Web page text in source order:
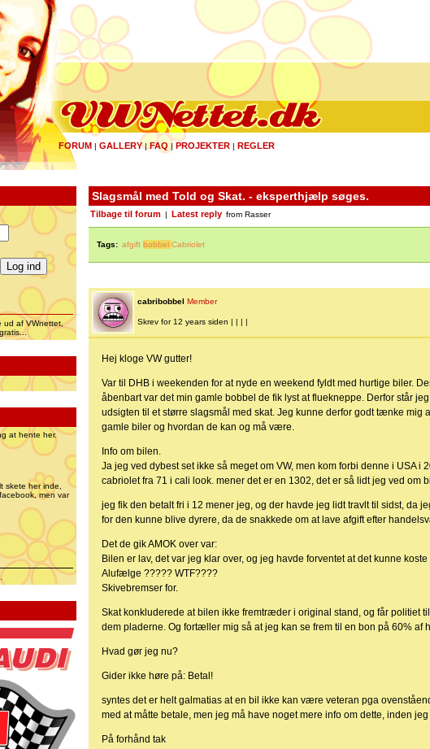
FORUM | GALLERY|FAQ | PROJEKTER | REGLER
ud af VWnettet,
at hente her.
skete her inde,
men var
Slagsmål med Told og Skat. - eksperthjælp søges.
Tilbage til forum Latest reply from Rasser
Tags: afgift bobbel Cabriolet
cabribobbel Member
Skrev for 12 years siden | | | |
Hej kloge VW gutter!
Var til DHB i weekenden for at nyde en weekend fyldt med hurtige biler.
åbenbart var det min gamle bobbel de fik lyst at fluekneppe. Derfor står
udsigten til et større slagsmål med skat. Jeg kunne derfor godt tænke mig
gamle biler og hvordan de kan og må være.
Info om bilen.
Ja jeg ved dybest set ikke så meget om VW, men kom forbi denne i USA i
cabriolet fra 71 i cali look. mener det er en 1302, det er så lidt jeg ved om
jeg fik den betalt fri i 12 mener jeg, og der havde jeg lidt travlt til sidst, da
for den kunne blive dyrere, da de snakkede om at lave afgift efter
Det de gik AMOK over var:
Bilen er lav, det var jeg klar over, og jeg havde forventet at det kunne
Alufælge ????? WTF????
Skivebremser for.
Skat konkluderede at bilen ikke fremtræder i original stand, og får politiet
dem pladerne. Og fortæller mig så at jeg kan se frem til en bon på 60% af
Hvad gør jeg nu?
Gider ikke høre på: Betal!
syntes det er helt galmatias at en bil ikke kan være veteran pga
med at måtte betale, men jeg må have noget mere info om dette, inden
På forhånd tak